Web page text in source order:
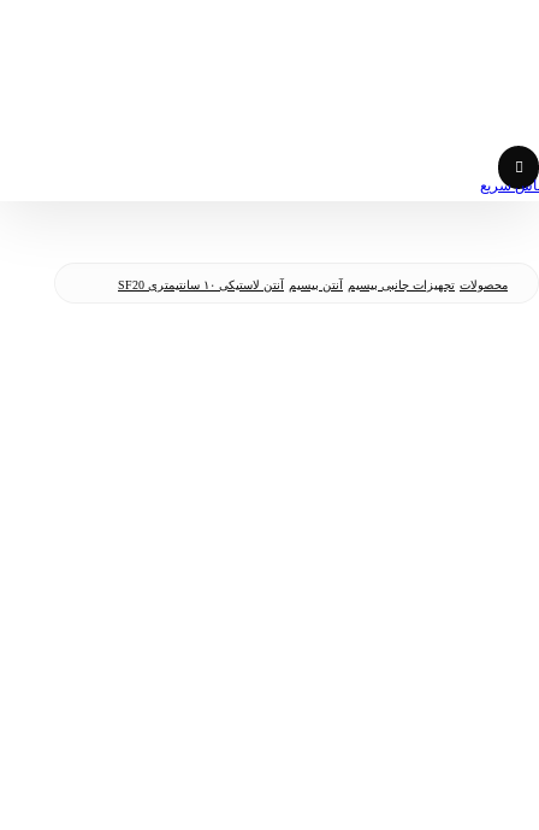
سریع
محصولات تجهیزات جانبی بیسیم آنتن بیسیم آنتن لاستیکی ۱۰ سانتیمتری SF20